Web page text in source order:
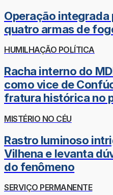
Operação integrada
quatro armas de
HUMILHAÇÃO POLÍTICA
Racha interno do
como vice de
fratura histórica no
MISTÉRIO NO CÉU
Rastro luminoso
Vilhena e levanta
do fenômeno
SERVIÇO PERMANENTE